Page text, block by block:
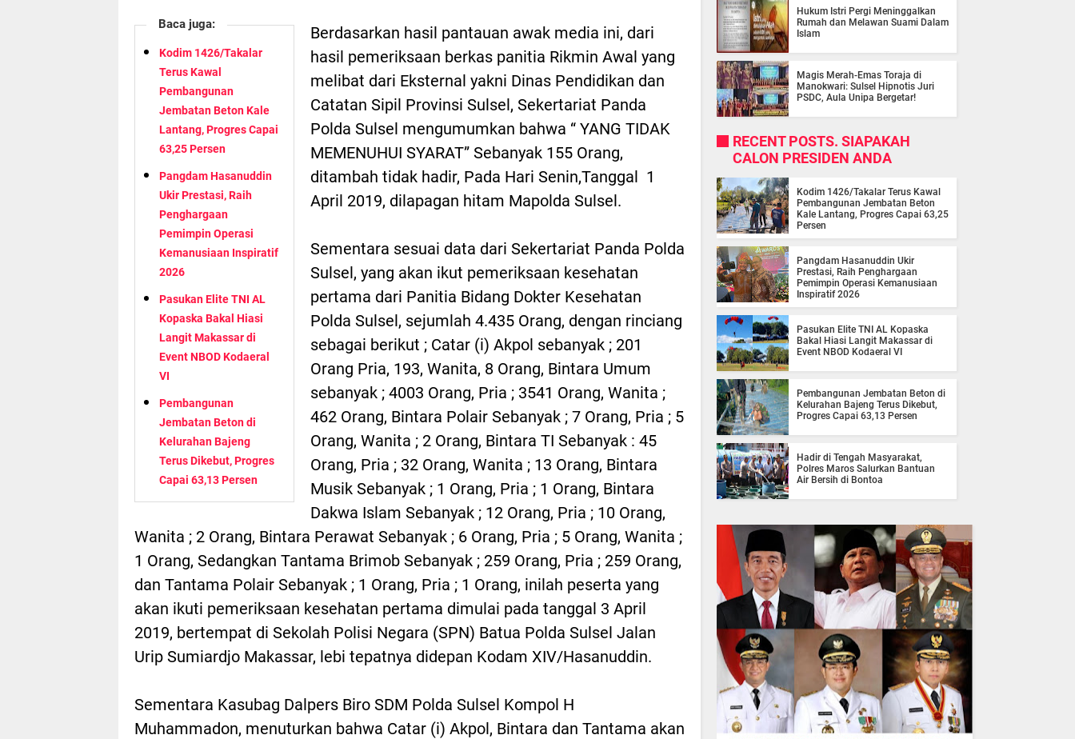
Baca juga:
Kodim 1426/Takalar
Terus Kawal
Pembangunan
Jembatan Beton Kale
Lantang, Progres Capai
63,25 Persen
Pangdam Hasanuddin
Ukir Prestasi, Raih
Penghargaan
Pemimpin Operasi
Kemanusiaan Inspiratif
2026
Pasukan Elite TNI AL
Kopaska Bakal Hiasi
Langit Makassar di
Event NBOD Kodaeral
VI
Pembangunan
Jembatan Beton di
Kelurahan Bajeng
Terus Dikebut, Progres
Capai 63,13 Persen
Berdasarkan hasil pantauan awak media ini, dari
hasil pemeriksaan berkas panitia Rikmin Awal yang
melibat dari Eksternal yakni Dinas Pendidikan dan
Catatan Sipil Provinsi Sulsel, Sekertariat Panda
Polda Sulsel mengumumkan bahwa “ YANG TIDAK
MEMENUHUI SYARAT” Sebanyak 155 Orang,
ditambah tidak hadir, Pada Hari Senin,Tanggal 1
April 2019, dilapagan hitam Mapolda Sulsel.
Sementara sesuai data dari Sekertariat Panda Polda
Sulsel, yang akan ikut pemeriksaan kesehatan
pertama dari Panitia Bidang Dokter Kesehatan
Polda Sulsel, sejumlah 4.435 Orang, dengan rinciang
sebagai berikut ; Catar (i) Akpol sebanyak ; 201
Orang Pria, 193, Wanita, 8 Orang, Bintara Umum
sebanyak ; 4003 Orang, Pria ; 3541 Orang, Wanita ;
462 Orang, Bintara Polair Sebanyak ; 7 Orang, Pria ; 5
Orang, Wanita ; 2 Orang, Bintara TI Sebanyak : 45
Orang, Pria ; 32 Orang, Wanita ; 13 Orang, Bintara
Musik Sebanyak ; 1 Orang, Pria ; 1 Orang, Bintara
Dakwa Islam Sebanyak ; 12 Orang, Pria ; 10 Orang,
Wanita ; 2 Orang, Bintara Perawat Sebanyak ; 6 Orang, Pria ; 5 Orang, Wanita ;
1 Orang, Sedangkan Tantama Brimob Sebanyak ; 259 Orang, Pria ; 259 Orang,
dan Tantama Polair Sebanyak ; 1 Orang, Pria ; 1 Orang, inilah peserta yang
akan ikuti pemeriksaan kesehatan pertama dimulai pada tanggal 3 April
2019, bertempat di Sekolah Polisi Negara (SPN) Batua Polda Sulsel Jalan
Urip Sumiardjo Makassar, lebi tepatnya didepan Kodam XIV/Hasanuddin.
Sementara Kasubag Dalpers Biro SDM Polda Sulsel Kompol H
Muhammadon, menuturkan bahwa Catar (i) Akpol, Bintara dan Tantama akan
Hukum Istri Pergi Meninggalkan
Rumah dan Melawan Suami Dalam
Islam
Magis Merah-Emas Toraja di
Manokwari: Sulsel Hipnotis Juri
PSDC, Aula Unipa Bergetar!
RECENT POSTS. SIAPAKAH
CALON PRESIDEN ANDA
Kodim 1426/Takalar Terus Kawal
Pembangunan Jembatan Beton
Kale Lantang, Progres Capai 63,25
Persen
Pangdam Hasanuddin Ukir
Prestasi, Raih Penghargaan
Pemimpin Operasi Kemanusiaan
Inspiratif 2026
Pasukan Elite TNI AL Kopaska
Bakal Hiasi Langit Makassar di
Event NBOD Kodaeral VI
Pembangunan Jembatan Beton di
Kelurahan Bajeng Terus Dikebut,
Progres Capai 63,13 Persen
Hadir di Tengah Masyarakat,
Polres Maros Salurkan Bantuan
Air Bersih di Bontoa